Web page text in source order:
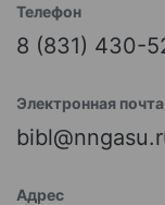
Телефон
8 (831) 430-
Электронная почта
Адрес